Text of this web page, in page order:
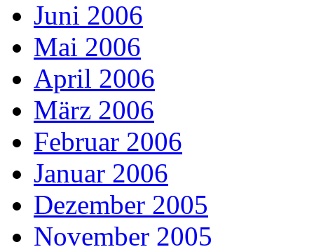
Juni 2006
Mai 2006
April 2006
März 2006
Februar 2006
Januar 2006
Dezember 2005
November 2005